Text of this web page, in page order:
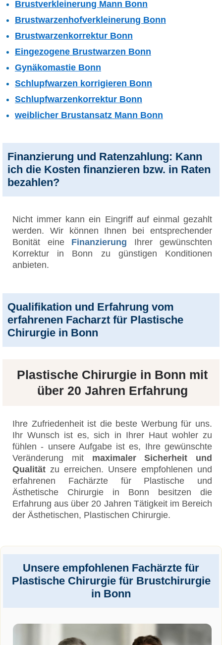
Brustverkleinerung Mann Bonn
Brustwarzenhofverkleinerung Bonn
Brustwarzenkorrektur Bonn
Eingezogene Brustwarzen Bonn
Gynäkomastie Bonn
Schlupfwarzen korrigieren Bonn
Schlupfwarzenkorrektur Bonn
weiblicher Brustansatz Mann Bonn
Finanzierung und Ratenzahlung: Kann
ich die Kosten finanzieren bzw. in Raten
bezahlen?
Nicht immer kann ein Eingriff auf einmal gezahlt
werden. Wir können Ihnen bei entsprechender
Bonität eine Finanzierung Ihrer gewünschten
Korrektur in Bonn zu günstigen Konditionen
anbieten.
Qualifikation und Erfahrung vom
erfahrenen Facharzt für Plastische
Chirurgie in Bonn
Plastische Chirurgie in Bonn mit
über 20 Jahren Erfahrung
Ihre Zufriedenheit ist die beste Werbung für uns.
Ihr Wunsch ist es, sich in Ihrer Haut wohler zu
fühlen - unsere Aufgabe ist es, Ihre gewünschte
Veränderung mit maximaler Sicherheit und
Qualität zu erreichen. Unsere empfohlenen und
erfahrenen Fachärzte für Plastische und
Ästhetische Chirurgie in Bonn besitzen die
Erfahrung aus über 20 Jahren Tätigkeit im Bereich
der Ästhetischen, Plastischen Chirurgie.
Unsere empfohlenen Fachärzte für
Plastische Chirurgie für Brustchirurgie
in Bonn